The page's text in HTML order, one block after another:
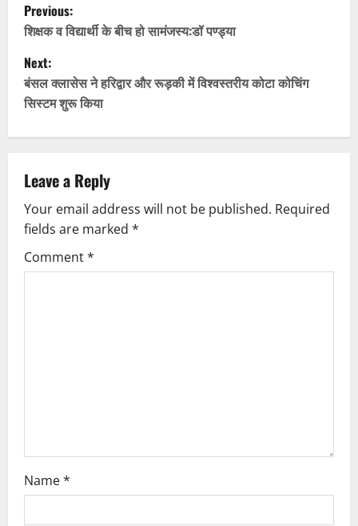
o
s
t
n
a
v
i
g
Previous:
शिक्षक व विद्यार्थी के बीच हो सामंजस्य:डॉ पण्ड्या
Next:
बंसल क्लासेस ने हरिद्वार और रूड़की में विश्वस्तरीय कोटा कोचिंग
सिस्टम शुरू किया
Leave a Reply
Your email address will not be published. Required
fields are marked *
Comment*
Name*